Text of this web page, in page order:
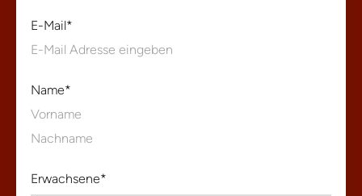
E-Mail*
Name*
Vorname
Erwachsene*